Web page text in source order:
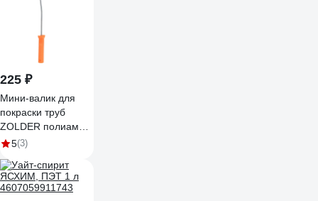
225 ₽
Мини-валик для
покраски труб
ZOLDER полиамид,
с ручкой, ворс 12
ЭК000135628
5(3)